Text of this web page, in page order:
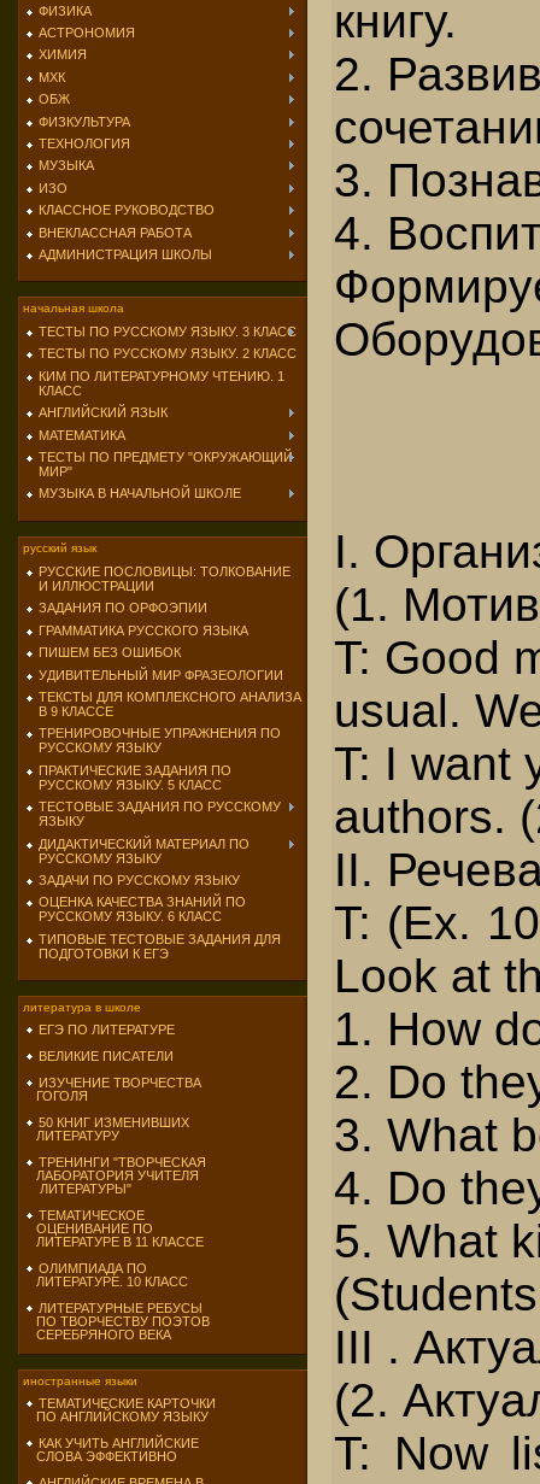
ФИЗИКА
АСТРОНОМИЯ
ХИМИЯ
МХК
ОБЖ
ФИЗКУЛЬТУРА
ТЕХНОЛОГИЯ
МУЗЫКА
ИЗО
КЛАССНОЕ РУКОВОДСТВО
ВНЕКЛАССНАЯ РАБОТА
АДМИНИСТРАЦИЯ ШКОЛЫ
начальная школа
ТЕСТЫ ПО РУССКОМУ ЯЗЫКУ. 3 КЛАСС
ТЕСТЫ ПО РУССКОМУ ЯЗЫКУ. 2 КЛАСС
КИМ ПО ЛИТЕРАТУРНОМУ ЧТЕНИЮ. 1
КЛАСС
АНГЛИЙСКИЙ ЯЗЫК
МАТЕМАТИКА
ТЕСТЫ ПО ПРЕДМЕТУ "ОКРУЖАЮЩИЙ
МИР"
МУЗЫКА В НАЧАЛЬНОЙ ШКОЛЕ
русский язык
РУССКИЕ ПОСЛОВИЦЫ: ТОЛКОВАНИЕ
И ИЛЛЮСТРАЦИИ
ЗАДАНИЯ ПО ОРФОЭПИИ
ГРАММАТИКА РУССКОГО ЯЗЫКА
ПИШЕМ БЕЗ ОШИБОК
УДИВИТЕЛЬНЫЙ МИР ФРАЗЕОЛОГИИ
ТЕКСТЫ ДЛЯ КОМПЛЕКСНОГО АНАЛИЗА
В 9 КЛАССЕ
ТРЕНИРОВОЧНЫЕ УПРАЖНЕНИЯ ПО
РУССКОМУ ЯЗЫКУ
ПРАКТИЧЕСКИЕ ЗАДАНИЯ ПО
РУССКОМУ ЯЗЫКУ. 5 КЛАСС
ТЕСТОВЫЕ ЗАДАНИЯ ПО РУССКОМУ
ЯЗЫКУ
ДИДАКТИЧЕСКИЙ МАТЕРИАЛ ПО
РУССКОМУ ЯЗЫКУ
ЗАДАЧИ ПО РУССКОМУ ЯЗЫКУ
ОЦЕНКА КАЧЕСТВА ЗНАНИЙ ПО
РУССКОМУ ЯЗЫКУ. 6 КЛАСС
ТИПОВЫЕ ТЕСТОВЫЕ ЗАДАНИЯ ДЛЯ
ПОДГОТОВКИ К ЕГЭ
литература в школе
ЕГЭ ПО ЛИТЕРАТУРЕ
ВЕЛИКИЕ ПИСАТЕЛИ
ИЗУЧЕНИЕ ТВОРЧЕСТВА
ГОГОЛЯ
50 КНИГ ИЗМЕНИВШИХ
ЛИТЕРАТУРУ
ТРЕНИНГИ "ТВОРЧЕСКАЯ
ЛАБОРАТОРИЯ УЧИТЕЛЯ
ЛИТЕРАТУРЫ"
ТЕМАТИЧЕСКОЕ
ОЦЕНИВАНИЕ ПО
ЛИТЕРАТУРЕ В 11 КЛАССЕ
ОЛИМПИАДА ПО
ЛИТЕРАТУРЕ. 10 КЛАСС
ЛИТЕРАТУРНЫЕ РЕБУСЫ
ПО ТВОРЧЕСТВУ ПОЭТОВ
СЕРЕБРЯНОГО ВЕКА
иностранные языки
ТЕМАТИЧЕСКИЕ КАРТОЧКИ
ПО АНГЛИЙСКОМУ ЯЗЫКУ
КАК УЧИТЬ АНГЛИЙСКИЕ
СЛОВА ЭФФЕКТИВНО
книгу.
2.
3.
4.
I.
(1.
T: Good
usual.
T: I want
authors.
II.
T: (Ex.
Look at
1. How
2. Do
3. What
4. Do
5. What
III .
(2.
T: Now